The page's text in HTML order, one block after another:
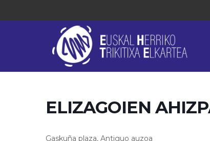
ELIZAGOIEN
Gaskuña plaza, Antiguo auzoa